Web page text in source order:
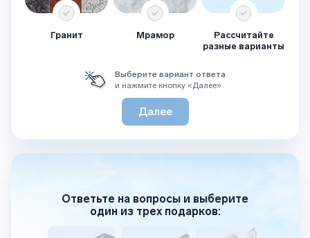
Гранит Мрамор
Рассчитайте
разные варианты
Выберите вариант ответа
и нажмите кнопку «Далее»
Далее
Ответьте на вопросы и выберите
один из трех подарков: